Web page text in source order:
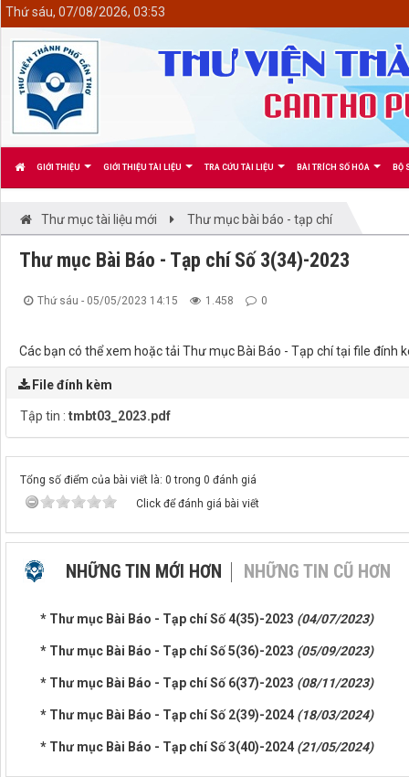
GIỚI THIỆU GIỚI THIỆU TÀI LIỆU TRA CỨU TÀI LIỆU BÀI TRÍCH SỐ HÓA BỘ
Thứ sáu, 07/08/2026, 03:53
Thư mục tài liệu mới Thư mục bài báo - tạp chí
Thư mục Bài Báo - Tạp chí Số 3(34)-2023
Thứ sáu - 05/05/2023 14:15 1.458 0
Các bạn có thể xem hoặc tải Thư mục Bài Báo - Tạp chí tại file đính
File đính kèm
Tập tin : tmbt03_2023.pdf
Tổng số điểm của bài viết là: 0 trong 0 đánh giá
Click để đánh giá bài viết
NHỮNG TIN MỚI HƠN NHỮNG TIN CŨ HƠN
* Thư mục Bài Báo - Tạp chí Số 4(35)-2023 (04/07/2023)
* Thư mục Bài Báo - Tạp chí Số 5(36)-2023 (05/09/2023)
* Thư mục Bài Báo - Tạp chí Số 6(37)-2023 (08/11/2023)
* Thư mục Bài Báo - Tạp chí Số 2(39)-2024 (18/03/2024)
* Thư mục Bài Báo - Tạp chí Số 3(40)-2024 (21/05/2024)
<